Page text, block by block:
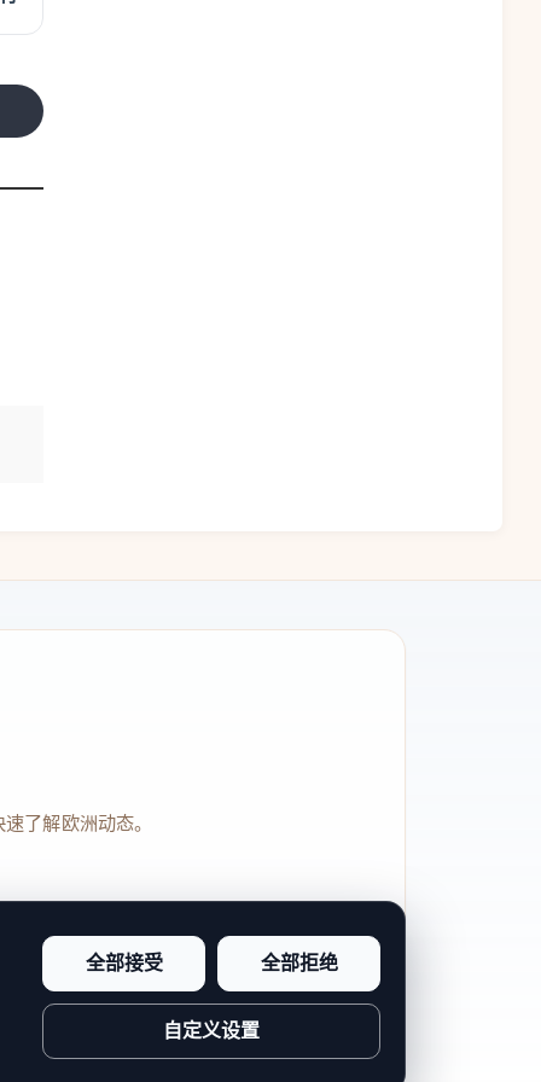
了解欧洲动态。
感和站点完整度。
全部接受 全部拒绝
自定义设置